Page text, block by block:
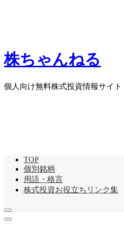
株ちゃんねる
個人向け無料株式投資情報サイト
TOP
個別銘柄
用語・格言
株式投資お役立ちリンク集